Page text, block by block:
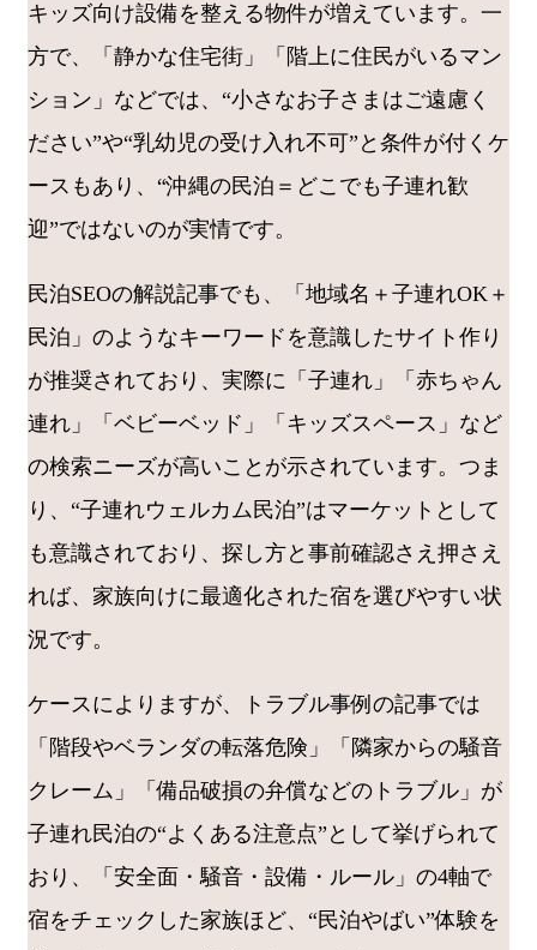
キッズ向け設備を整える物件が増えています。一
方で、「静かな住宅街」「階上に住民がいるマン
ション」などでは、“小さなお子さまはご遠慮く
ださい”や“乳幼児の受け入れ不可”と条件が付くケ
ースもあり、“沖縄の民泊＝どこでも子連れ歓
迎”ではないのが実情です。
民泊SEOの解説記事でも、「地域名＋子連れOK＋
民泊」のようなキーワードを意識したサイト作り
が推奨されており、実際に「子連れ」「赤ちゃん
連れ」「ベビーベッド」「キッズスペース」など
の検索ニーズが高いことが示されています。つま
り、“子連れウェルカム民泊”はマーケットとして
も意識されており、探し方と事前確認さえ押さえ
れば、家族向けに最適化された宿を選びやすい状
況です。
ケースによりますが、トラブル事例の記事では
「階段やベランダの転落危険」「隣家からの騒音
クレーム」「備品破損の弁償などのトラブル」が
子連れ民泊の“よくある注意点”として挙げられて
おり、「安全面・騒音・設備・ルール」の4軸で
宿をチェックした家族ほど、“民泊やばい”体験を